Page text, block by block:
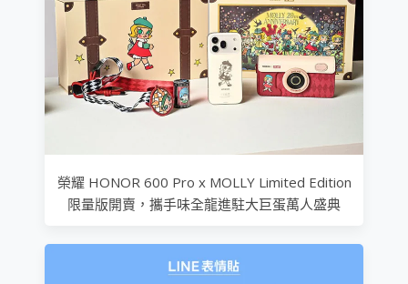
榮耀 HONOR 600 Pro x MOLLY Limited Edition
限量版開賣，攜手味全龍進駐大巨蛋萬人盛典